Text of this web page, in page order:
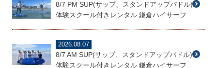
8/7 PM SUP(サップ、スタンドアップパドル)
体験スクール付きレンタル 鎌倉ハイサーフ
2026.08.07
8/7 AM SUP(サップ、スタンドアップパドル)
体験スクール付きレンタル 鎌倉ハイサーフ